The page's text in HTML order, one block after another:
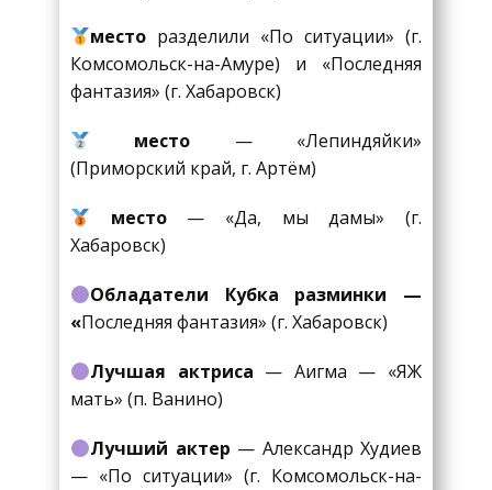
место разделили «По ситуации» (г.
Комсомольск-на-Амуре) и «Последняя
фантазия» (г. Хабаровск)
место — «Лепиндяйки»
(Приморский край, г. Артём)
место— «Да, мы дамы» (г.
Хабаровск)
Обладатели Кубка разминки —
«Последняя фантазия» (г. Хабаровск)
Лучшая актриса — Аигма — «ЯЖ
мать» (п. Ванино)
Лучший актер — Александр Худиев
— «По ситуации» (г. Комсомольск-на-